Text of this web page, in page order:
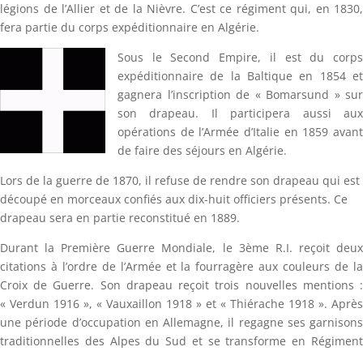
légions de l’Allier et de la Nièvre. C’est ce régiment qui, en 1830,
fera partie du corps expéditionnaire en Algérie.
Sous le Second Empire, il est du corps
expéditionnaire de la Baltique en 1854 et
gagnera l’inscription de « Bomarsund » sur
son drapeau. Il participera aussi aux
opérations de l’Armée d’Italie en 1859 avant
de faire des séjours en Algérie.
Lors de la guerre de 1870, il refuse de rendre son drapeau qui est
découpé en morceaux confiés aux dix-huit officiers présents. Ce
drapeau sera en partie reconstitué en 1889.
Durant la Première Guerre Mondiale, le 3ème R.I. reçoit deux
citations à l’ordre de l’Armée et la fourragère aux couleurs de la
Croix de Guerre. Son drapeau reçoit trois nouvelles mentions :
« Verdun 1916 », « Vauxaillon 1918 » et « Thiérache 1918 ». Après
une période d’occupation en Allemagne, il regagne ses garnisons
traditionnelles des Alpes du Sud et se transforme en Régiment